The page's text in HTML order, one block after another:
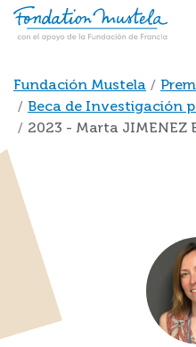
Pasar al contenido principal
Sobrescribir enlaces de
Fundación Mustela
Beca de Investigación
2023 - Marta JIMENEZ